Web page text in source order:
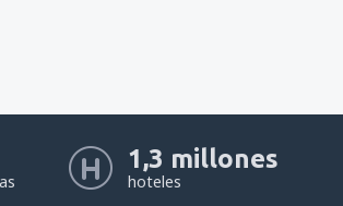
1,3 millones
hoteles